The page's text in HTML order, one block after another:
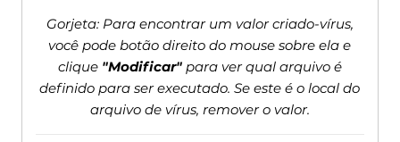
Gorjeta: Para encontrar um valor criado-vírus,
você pode botão direito do mouse sobre ela e
clique "Modificar"para ver qual arquivo é
definido para ser executado. Se este é o local do
arquivo de vírus, remover o valor.